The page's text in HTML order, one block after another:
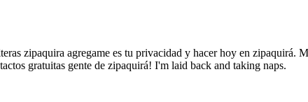
zipaquira agregame es tu privacidad y hacer hoy en zipaquirá.
gratuitas gente de zipaquirá! I'm laid back and taking naps.